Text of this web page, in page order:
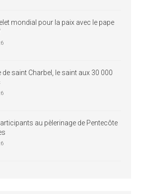
mondial pour la paix avec le pape
de saint Charbel, le saint aux 30 000
au pèlerinage de Pentecôte